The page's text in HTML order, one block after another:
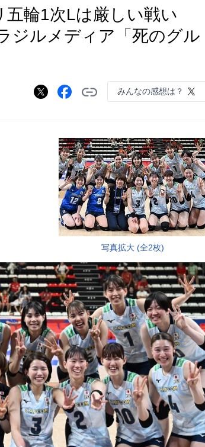
輪1次Lは厳しい戦い
ジルメディア「死のグル
みんなの感想は？
写真拡大 (全2枚)